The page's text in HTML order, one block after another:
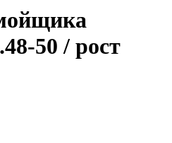
50 / рост